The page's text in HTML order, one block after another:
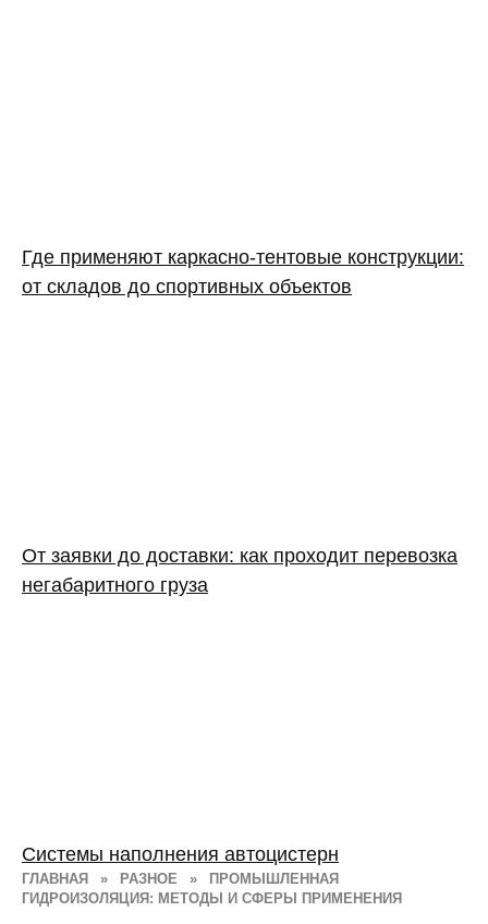
ГЛАВНАЯ » РАЗНОЕ »
ПРОМЫШЛЕННАЯ
ГИДРОИЗОЛЯЦИЯ: МЕТОДЫ И СФЕРЫ ПРИМЕНЕНИЯ
Где применяют каркасно‑тентовые конструкции:
от складов до спортивных объектов
От заявки до доставки: как проходит перевозка
негабаритного груза
Системы наполнения автоцистерн